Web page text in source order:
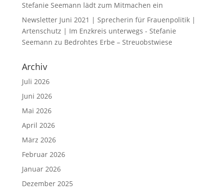
Stefanie Seemann lädt zum Mitmachen ein
Newsletter Juni 2021 | Sprecherin für Frauenpolitik |
Artenschutz | Im Enzkreis unterwegs - Stefanie
Seemann zu Bedrohtes Erbe – Streuobstwiese
Archiv
Juli 2026
Juni 2026
Mai 2026
April 2026
März 2026
Februar 2026
Januar 2026
Dezember 2025